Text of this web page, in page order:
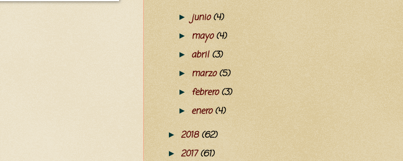
► junio(4)
► mayo(4)
► abril(3)
► marzo(5)
► febrero(3)
► enero(4)
► 2018(62)
► 2017(61)